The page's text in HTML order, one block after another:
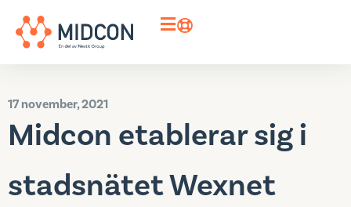
17 november, 2021
Midcon etablerar sig i
stadsnätet Wexnet